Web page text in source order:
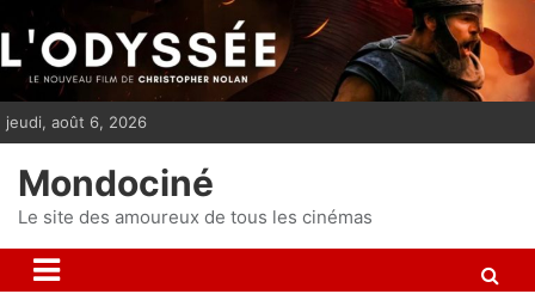
i
p
t
n
jeudi, août 6, 2026
Mondociné
Le site des amoureux de tous les cinémas